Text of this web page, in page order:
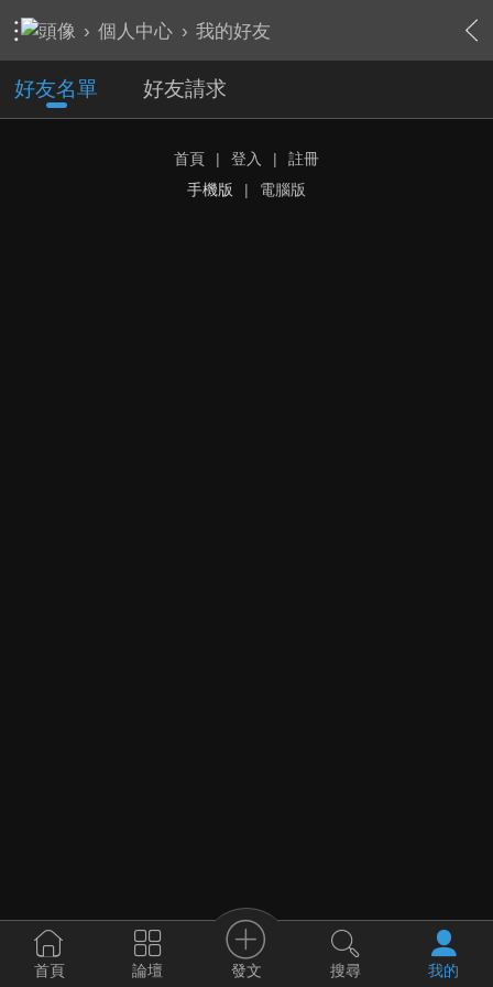
› 個人中心 › 我的好友
好友名單 好友請求
首頁 | 登入 |
註冊
手機版
| 電腦版
首頁 論壇 發文 搜尋 我的